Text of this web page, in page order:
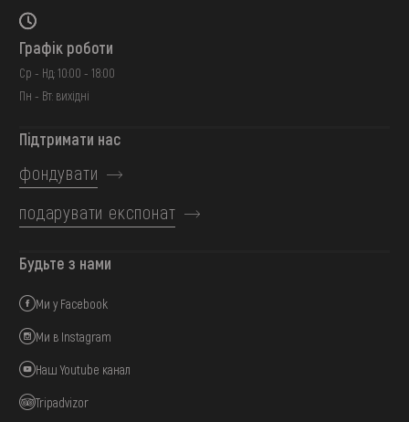
Графік роботи
Ср - Нд: 10:00 - 18:00
Пн - Вт: вихідні
Підтримати нас
фондувати
подарувати експонат
Будьте з нами
Ми у Facebook
Ми в Instagram
Наш Youtube канал
Tripadvizor